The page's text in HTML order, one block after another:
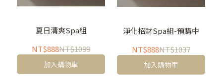
夏日清爽Spa組
NT$888NT$1099
加入購物車
淨化招財Spa組-預購中
NT$888NT$1037
加入購物車